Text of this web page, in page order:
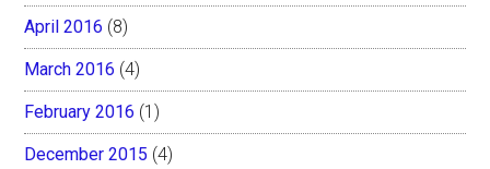
April 2016 (8)
March 2016 (4)
February 2016 (1)
December 2015 (4)